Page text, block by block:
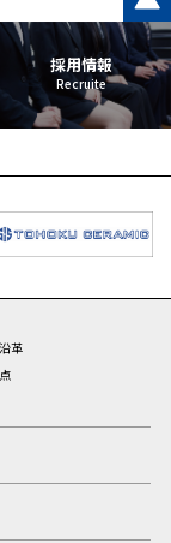
採用情報
沿革